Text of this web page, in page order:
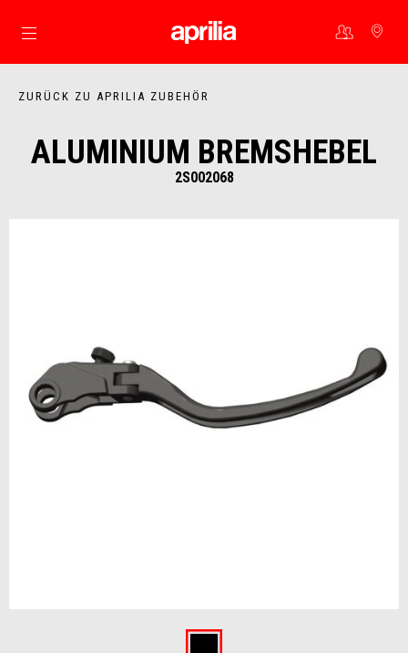
Skip to content
ZURÜCK ZU APRILIA ZUBEHÖR
ALUMINIUM BREMSHEBEL
2S002068